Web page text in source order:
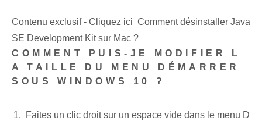
Contenu exclusif - Cliquez ici Comment désinstaller Java
SE Development Kit sur Mac ?
COMMENT PUIS-JE MODIFIER L
A TAILLE DU MENU DÉMARRER
SOUS WINDOWS 10 ?
Faites un clic droit sur un espace vide dans le menu D